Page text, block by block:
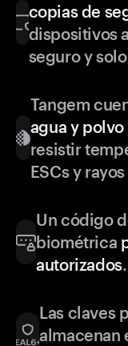
copias de
dispositivos
seguro y
Tangem
agua y polvo
resistir
ESCs y rayos
Un código
biométrica
autorizados.
Las claves
almacenan